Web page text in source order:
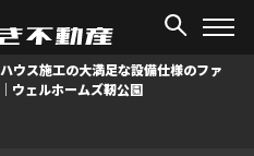
ウス施工の大満足な設備仕様のファ
ウェルホームズ靭公園